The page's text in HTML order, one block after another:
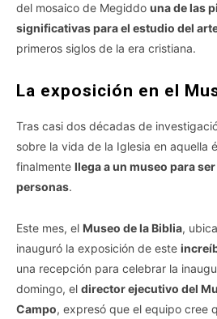
del mosaico de Megiddo una de las
significativas para el estudio del
primeros siglos de la era cristiana.
La exposición en el
Tras casi dos décadas de
sobre la vida de la Iglesia en aquella
finalmente llega a un museo para
personas.
Este mes, el Museo de la Biblia,
inauguró la exposición de este
una recepción para celebrar la
domingo, el director ejecutivo del
Campo, expresó que el equipo cree